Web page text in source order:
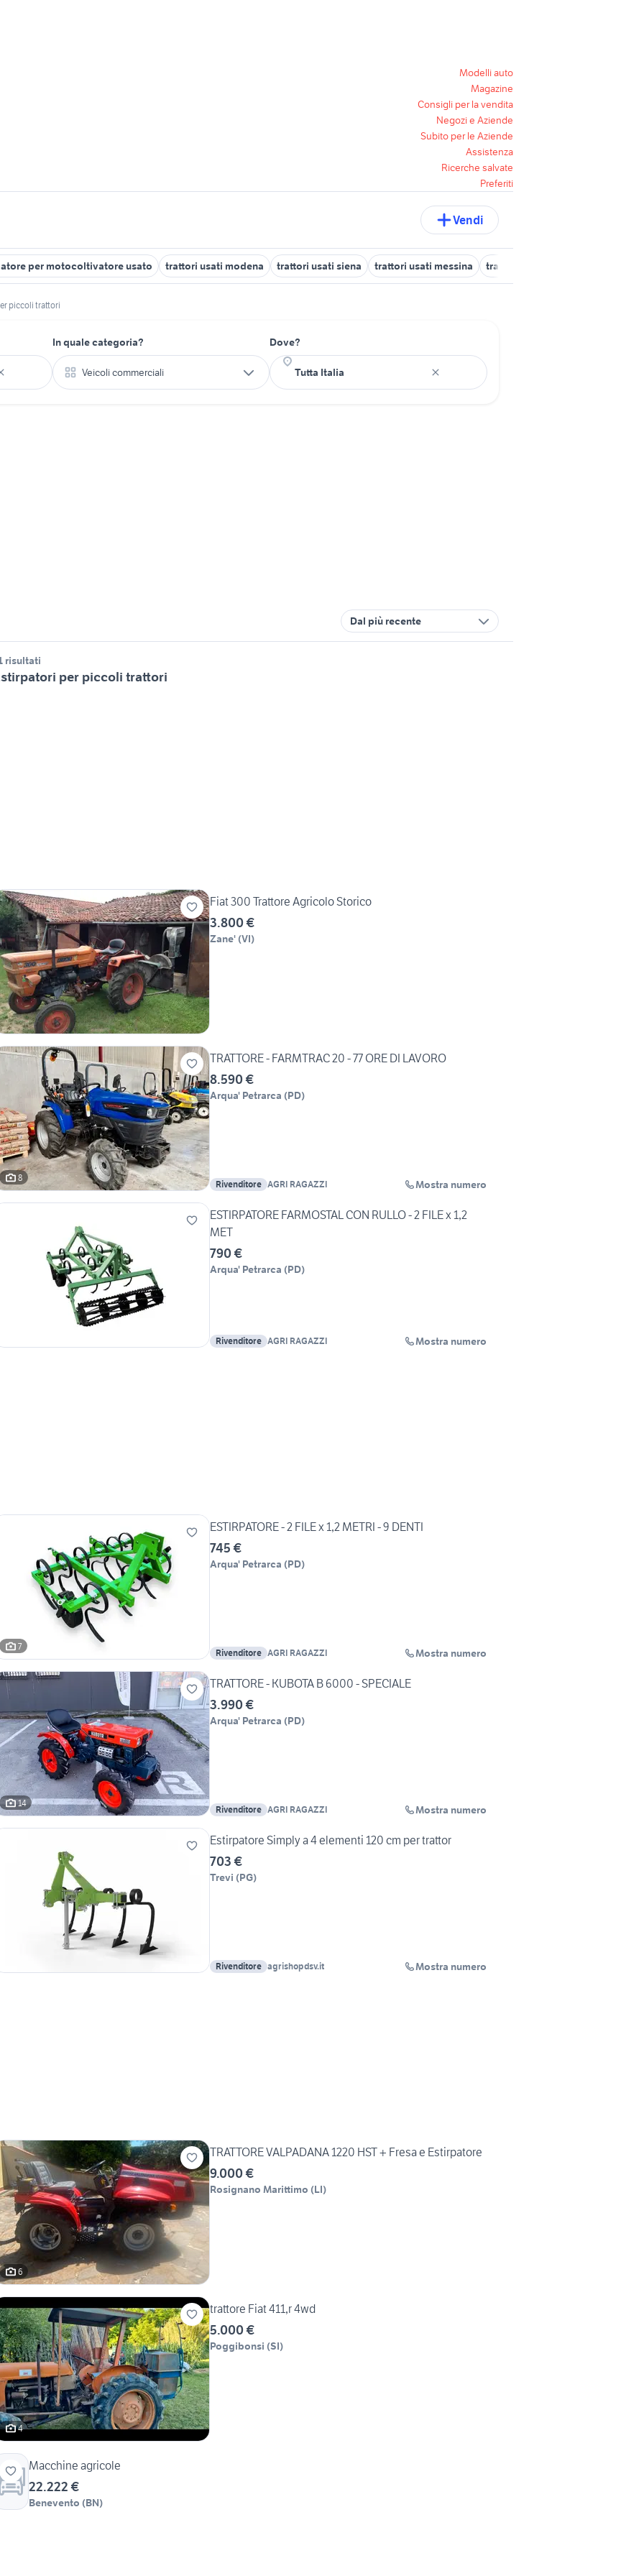
Modelli auto
Magazine
Consigli per la vendita
Negozi e Aziende
Subito per le Aziende
Assistenza
Ricerche salvate
Preferiti
Vendi
per motocoltivatore usato trattori usati modena trattori usati siena trattori usati messina trattori frutteto usati veneto
piccoli trattori
In quale categoria?
Veicoli commerciali
Dove?
Dal più recente
risultati
per piccoli trattori
Fiat 300 Trattore Agricolo Storico
3.800 €
Zane' (VI)
8
TRATTORE - FARMTRAC 20 - 77 ORE DI LAVORO
8.590 €
Arqua' Petrarca (PD)
Rivenditore AGRI RAGAZZI Mostra numero
ESTIRPATORE FARMOSTAL CON RULLO - 2 FILE x 1,2
MET
790 €
Arqua' Petrarca (PD)
Rivenditore AGRI RAGAZZI Mostra numero
7
ESTIRPATORE - 2 FILE x 1,2 METRI - 9 DENTI
745 €
Arqua' Petrarca (PD)
Rivenditore AGRI RAGAZZI Mostra numero
14
TRATTORE - KUBOTA B 6000 - SPECIALE
3.990 €
Arqua' Petrarca (PD)
Rivenditore AGRI RAGAZZI Mostra numero
Estirpatore Simply a 4 elementi 120 cm per trattor
703 €
Trevi (PG)
Rivenditore agrishopdsv.it Mostra numero
6
TRATTORE VALPADANA 1220 HST + Fresa e Estirpatore
9.000 €
Rosignano Marittimo (LI)
4
trattore Fiat 411,r 4wd
5.000 €
Poggibonsi (SI)
Macchine agricole
22.222 €
Benevento (BN)